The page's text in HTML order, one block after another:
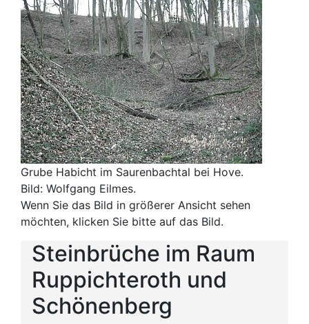
Grube Habicht im Saurenbachtal bei Hove.
Bild: Wolfgang Eilmes.
Wenn Sie das Bild in größerer Ansicht sehen
möchten, klicken Sie bitte auf das Bild.
Steinbrüche im Raum
Ruppichteroth und
Schönenberg